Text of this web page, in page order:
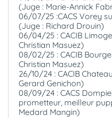
(Juge : Marie-Annick
06/07/25 :CACS Vorey
(Juge : Richard Drouin)
06/04/25 : CACIB
Christian Masuez)
08/02/25 : CACIB
Christian Masuez)
26/10/24 : CACIB
Gerard Genichon)
08/09/24 : CACS
prometteur, meilleur
Medard Mangin)